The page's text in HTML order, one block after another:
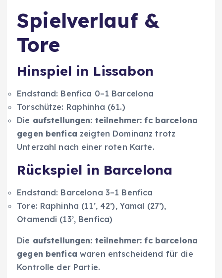
Spielverlauf &
Tore
Hinspiel in Lissabon
Endstand: Benfica 0–1 Barcelona
Torschütze: Raphinha (61.)
Die aufstellungen: teilnehmer: fc barcelona
gegen benfica zeigten Dominanz trotz
Unterzahl nach einer roten Karte.
Rückspiel in Barcelona
Endstand: Barcelona 3–1 Benfica
Tore: Raphinha (11’, 42’), Yamal (27’),
Otamendi (13’, Benfica)
Die aufstellungen: teilnehmer: fc barcelona
gegen benfica waren entscheidend für die
Kontrolle der Partie.